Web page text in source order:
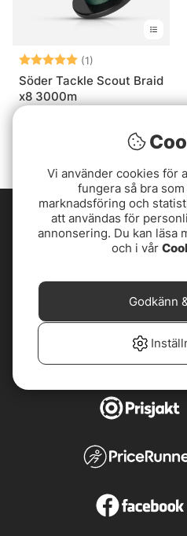
Betyg: (1)
Söder Tackle Scout Braid
x8 3000m
Vi använder cookies för
fungera så bra
marknadsföring och
att användas för
annonsering. Du kan läsa
och i vår
Godkänn